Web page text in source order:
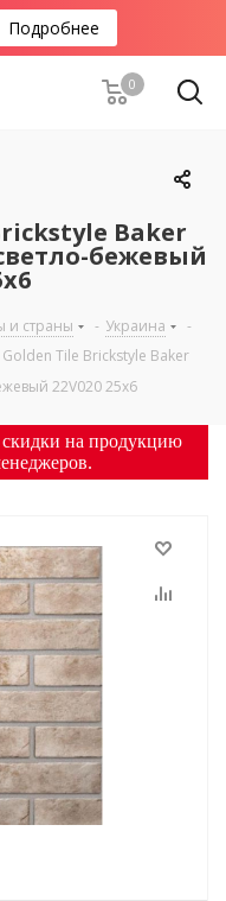
Подробнее
0
Baker
бежевый
и страны - Украина
-
Golden Tile Brickstyle Baker
22V020 25x6
на продукцию